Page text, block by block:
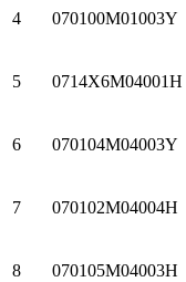
4 070100M01003Y
5 0714X6M04001H
6 070104M04003Y
7 070102M04004H
8 070105M04003H